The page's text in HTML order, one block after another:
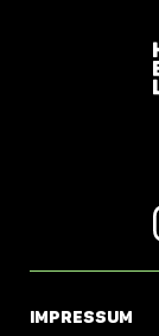
IMPRESSUM